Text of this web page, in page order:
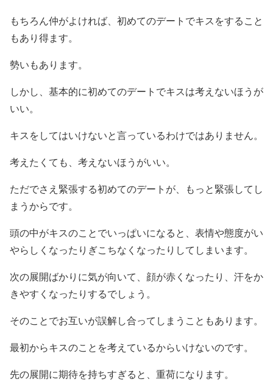
もちろん仲がよければ、初めてのデートでキスをすること
もあり得ます。
勢いもあります。
しかし、基本的に初めてのデートでキスは考えないほうが
いい。
キスをしてはいけないと言っているわけではありません。
考えたくても、考えないほうがいい。
ただでさえ緊張する初めてのデートが、もっと緊張してし
まうからです。
頭の中がキスのことでいっぱいになると、表情や態度がい
やらしくなったりぎこちなくなったりしてしまいます。
次の展開ばかりに気が向いて、顔が赤くなったり、汗をか
きやすくなったりするでしょう。
そのことでお互いが誤解し合ってしまうこともあります。
最初からキスのことを考えているからいけないのです。
先の展開に期待を持ちすぎると、重荷になります。